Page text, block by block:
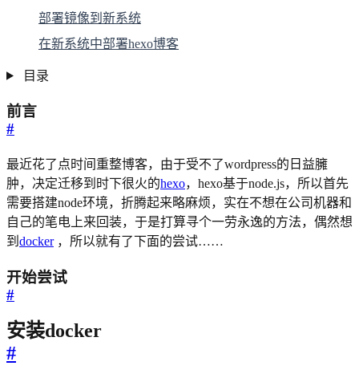
部署镜像到新系统
在新系统中部署hexo博客
目录
前言
#
最近花了点时间重整博客，由于受不了wordpress的日益臃
肿，决定迁移到时下很火的hexo，hexo基于node.js，所以首先
需要搭建node环境，折腾起来略麻烦，实在不想在公司机器和
自己的笔电上来回装，于是打算寻个一劳永逸的方法，偶然想
到 docker，所以就有了下面的尝试……
开始尝试
#
安装docker
#